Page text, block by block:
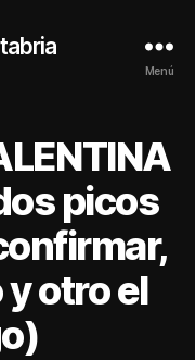
Menú
picos
otro el